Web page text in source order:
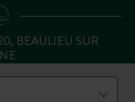
BEAULIEU SUR